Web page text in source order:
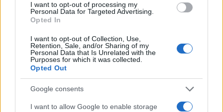
I want to opt-out of processing my
Personal Data for Targeted Advertising.
Opted In
I want to opt-out of Collection, Use,
Retention, Sale, and/or Sharing of my
Personal Data that Is Unrelated with the
Purposes for which it was collected.
Opted Out
Google consents
I want to allow Google to enable storage